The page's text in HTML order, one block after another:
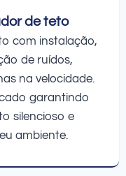
de teto
com instalação,
de ruídos,
na velocidade.
garantindo
silencioso e
ambiente.